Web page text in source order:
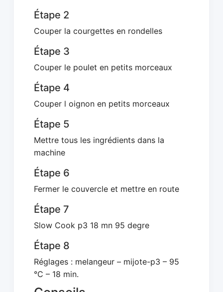
Étape 2
Couper la courgettes en rondelles
Étape 3
Couper le poulet en petits morceaux
Étape 4
Couper l oignon en petits morceaux
Étape 5
Mettre tous les ingrédients dans la
machine
Étape 6
Fermer le couvercle et mettre en route
Étape 7
Slow Cook p3 18 mn 95 degre
Étape 8
Réglages : melangeur – mijote-p3 – 95
°C – 18 min.